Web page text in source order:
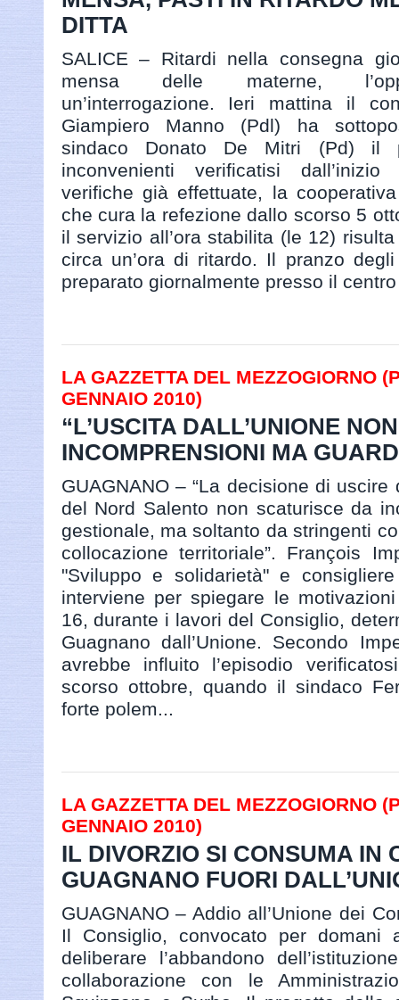
DITTA
SALICE – Ritardi nella consegna
mensa delle materne,
un’interrogazione. Ieri mattina il
Giampiero Manno (Pdl) ha
sindaco Donato De Mitri (Pd) il
inconvenienti verificatisi
verifiche già effettuate, la
che cura la refezione dallo scorso 5
il servizio all’ora stabilita (le 12)
circa un’ora di ritardo. Il pranzo
preparato giornalmente presso il
LA GAZZETTA DEL MEZZOGIORNO
GENNAIO 2010)
“L’USCITA DALL’UNIONE
INCOMPRENSIONI MA
GUAGNANO – “La decisione di uscire
del Nord Salento non scaturisce da
gestionale, ma soltanto da stringenti
collocazione territoriale”. François
"Sviluppo e solidarietà" e
interviene per spiegare le
16, durante i lavori del Consiglio,
Guagnano dall’Unione. Secondo
avrebbe influito l’episodio
scorso ottobre, quando il sindaco
forte polem...
LA GAZZETTA DEL MEZZOGIORNO
GENNAIO 2010)
IL DIVORZIO SI CONSUMA IN
GUAGNANO FUORI
GUAGNANO – Addio all’Unione dei
Il Consiglio, convocato per
deliberare l’abbandono
collaborazione con le